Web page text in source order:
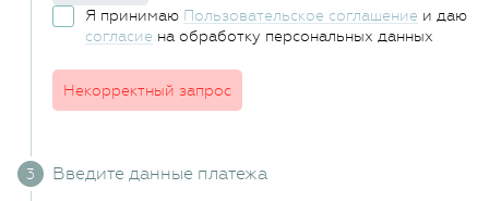
Я принимаю Пользовательское соглашение и даю
согласие на обработку персональных данных
Некорректный запрос
Введите данные платежа